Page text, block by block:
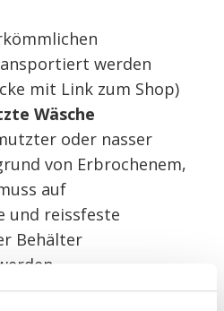
werden
mit Link zum Shop)
Wäsche
oder nasser
von Erbrochenem,
auf
und reissfeste
Behälter
Säcke mit Link